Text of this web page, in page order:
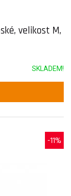
velikost M,
SKLADEM!
-11%